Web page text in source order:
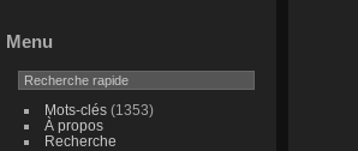
Menu
Mots-clés(1353)
À propos
Recherche